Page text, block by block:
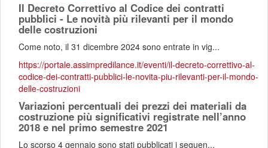
Il Decreto Correttivo al Codice dei contratti
pubblici - Le novità più rilevanti per il mondo
delle costruzioni
Come noto, il 31 dicembre 2024 sono entrate in vig...
https://portale.assimpredilance.it/eventi/il-decreto-correttivo-al-
codice-dei-contratti-pubblici-le-novita-piu-rilevanti-per-il-mondo-
delle-costruzioni
Variazioni percentuali dei prezzi dei materiali da
costruzione più significativi registrate nell’anno
2018 e nel primo semestre 2021
Lo scorso 4 gennaio sono stati pubblicati i seguen...